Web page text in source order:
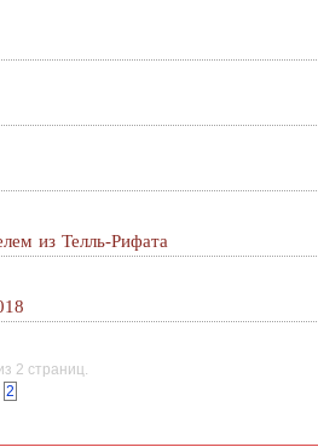
из Телль-Рифата
2 страниц.
2